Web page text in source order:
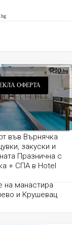
ОФЕРТА
във Върнячка
закуски и
Празнична с
+ СПА в Hotel
транспорт и
на манастира
и Крушевац